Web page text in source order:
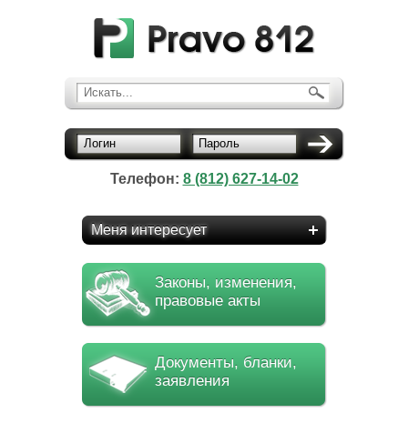
Искать...
Логин Пароль
Телефон: 8 (812) 627-14-02
Меня интересует
Законы, изменения,
правовые акты
Документы, бланки,
заявления